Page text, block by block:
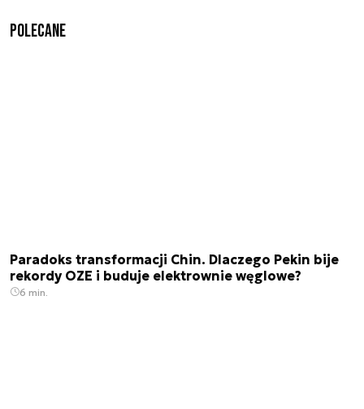
Polecane
Paradoks transformacji Chin. Dlaczego Pekin bije
rekordy OZE i buduje elektrownie węglowe?
6 min.